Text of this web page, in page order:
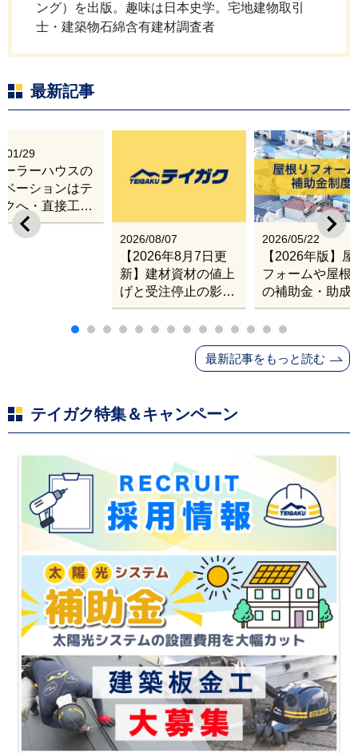
ング）を出版。趣味は日本史学。宅地建物取引
士・建築物石綿含有建材調査者
最新記事
2026/08/07
【2026年8月7日更
新】建材資材の値上
げと受注停止の影響
｜塗料・屋根材・シ
ンナー・断熱材・ル
ーフィングの値上げ
と材料入手困難・出
2026/05/22
【2026年版】
フォームや屋根
の補助金・助成
業
01/29
ーラーハウスの
ベーションはテ
クへ・直接工事
張改修サービス
最新記事をもっと読む
テイガク特集＆キャンペーン